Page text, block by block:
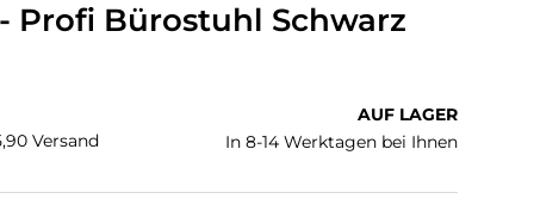
- Profi Bürostuhl Schwarz
Versand
AUF LAGER
In 8-14 Werktagen bei Ihnen